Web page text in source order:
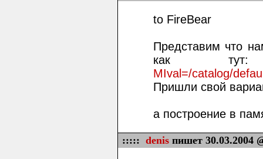
to FireBear
Представим что
как
MIval=/catalog/
Пришли свой
а построение в
::::: denis пишет 30.03.2004